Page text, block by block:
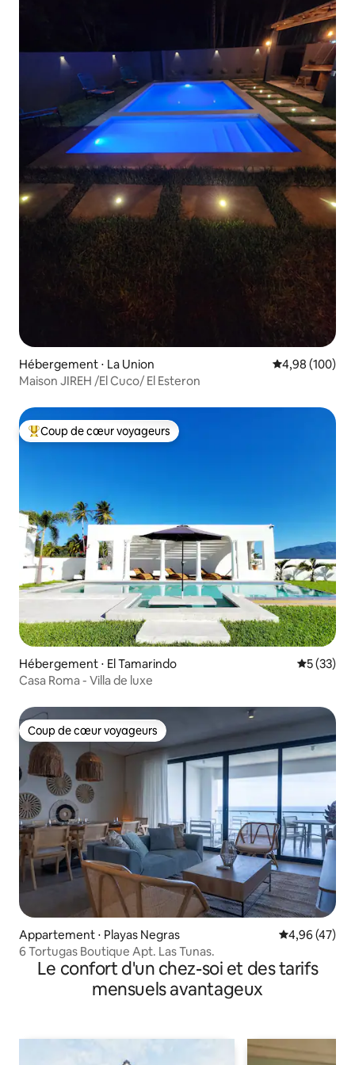
Hébergement ⋅ La Union Évaluation
4,98 (100)
Maison JIREH /El Cuco/ El Esteron
Coups de cœur voyageurs les plus appréciés
Coup de cœur voyageurs
Hébergement ⋅ El Tamarindo
5 (33)
Casa Roma - Villa de luxe
Coup de cœur voyageurs
Coup de cœur voyageurs
Appartement ⋅ Playas Negras Évaluation
4,96 (47)
6 Tortugas Boutique Apt. Las Tunas.
Le confort d'un chez-soi et des tarifs
mensuels avantageux